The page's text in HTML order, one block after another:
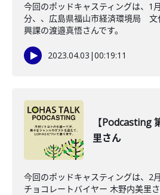
今回のポッドキャスティングは、1
分、、広島県福山市経済環境局
興課の渡邉真悟さんです。
2023.04.03 |00:19:11
【Podcasting
里さん
今回のポッドキャスティングは、2
チョコレートバイヤー 木野内美里さ